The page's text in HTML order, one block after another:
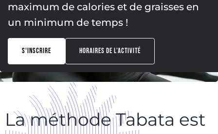
maximum de calories et de graisses en
un minimum de temps !
S'INSCRIRE HORAIRES DE L’ACTIVITÉ
La méthode Tabata est